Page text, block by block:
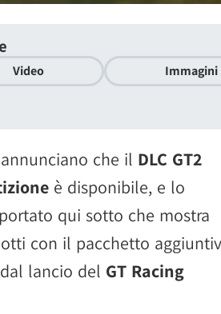
Video Immagini
che il DLC GT2
è disponibile, e lo
qui sotto che mostra
con il pacchetto
lancio del GT Racing